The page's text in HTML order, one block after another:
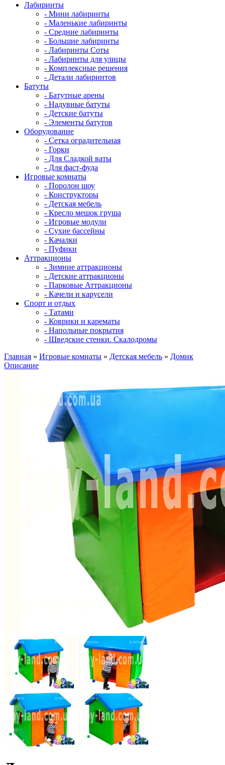
Лабиринты
- Мини лабиринты
- Маленькие лабиринты
- Средние лабиринты
- Большие лабиринты
- Лабиринты Соты
- Лабиринты для улицы
- Комплексные решения
- Детали лабиринтов
Батуты
- Батутные арены
- Надувные батуты
- Детские батуты
- Элементы батутов
Оборудование
- Сетка оградительная
- Горки
- Для Сладкой ваты
- Для фаст-фуда
Игровые комнаты
- Поролон шоу
- Конструкторы
- Детская мебель
- Кресло мешок груша
- Игровые модули
- Сухие бассейны
- Качалки
- Пуфики
Аттракционы
- Зимние аттракционы
- Детские аттракционы
- Парковые Аттракционы
- Качели и карусели
Спорт и отдых
- Татами
- Коврики и карематы
- Напольные покрытия
- Шведские стенки. Скалодромы
Главная » Игровые комнаты » Детская мебель » Домик
Описание